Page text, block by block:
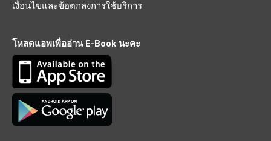
เงื่อนไขและข้อตกลงการใช้บริการ
โหลดแอพเพื่ออ่าน E-Book นะคะ